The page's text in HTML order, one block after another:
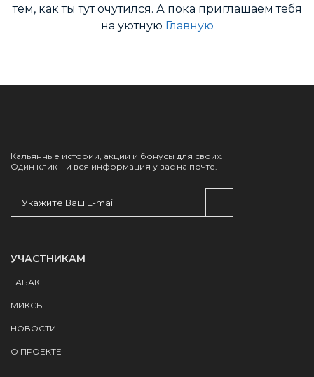
тем, как ты тут очутился. А пока приглашаем тебя
на уютную Главную
Кальянные истории, акции и бонусы для своих.
Один клик – и вся информация у вас на почте.
УЧАСТНИКАМ
ТАБАК
МИКСЫ
НОВОСТИ
О ПРОЕКТЕ